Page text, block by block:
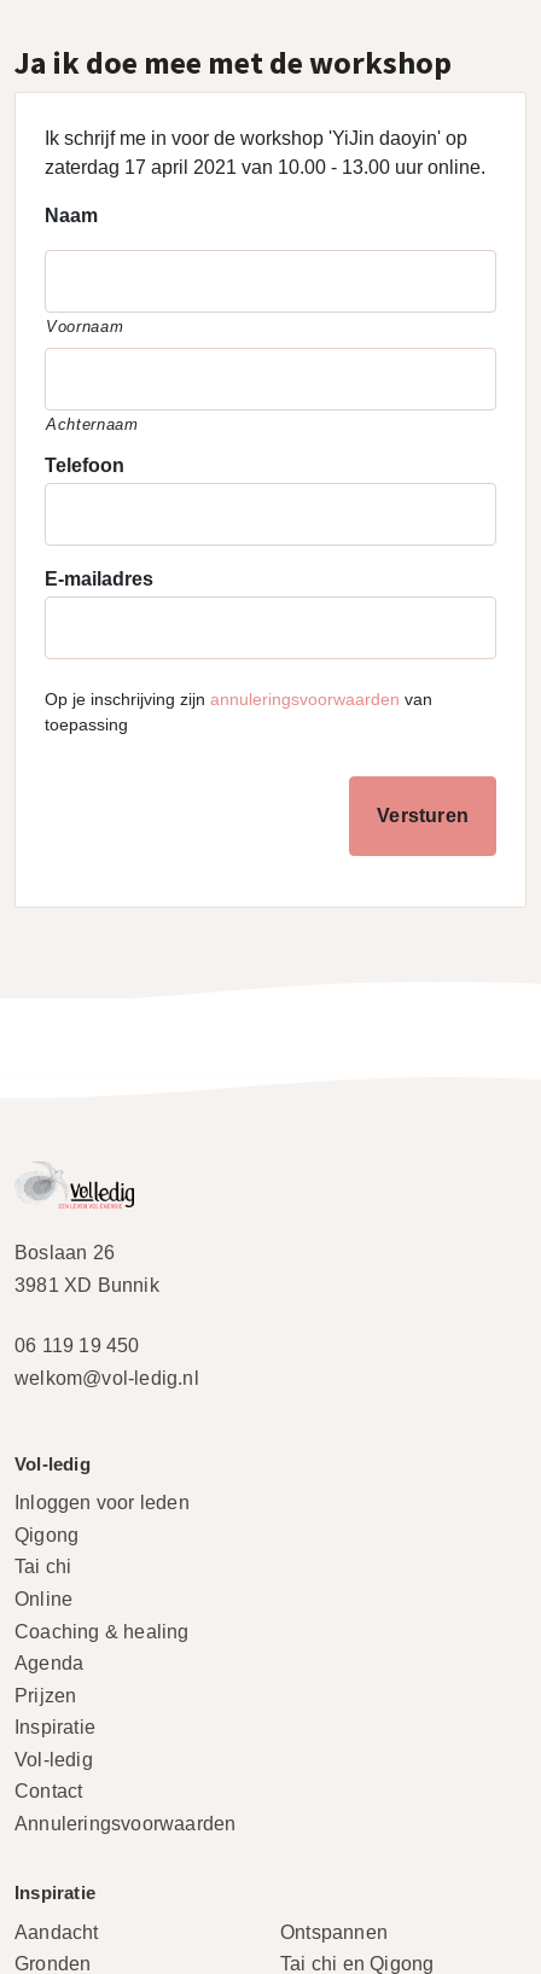
Ja ik doe mee met de workshop
Ik schrijf me in voor de workshop 'YiJin daoyin' op
zaterdag 17 april 2021 van 10.00 - 13.00 uur online.
Naam
Voornaam
Achternaam
Telefoon
E-mailadres
Op je inschrijving zijn annuleringsvoorwaarden van
toepassing
Boslaan 26
3981 XD Bunnik
06 119 19 450
welkom@vol-ledig.nl
Vol-ledig
Inloggen voor leden
Qigong
Tai chi
Online
Coaching & healing
Agenda
Prijzen
Inspiratie
Vol-ledig
Contact
Annuleringsvoorwaarden
Inspiratie
Aandacht
Gronden
Ontspannen
Tai chi en Qigong